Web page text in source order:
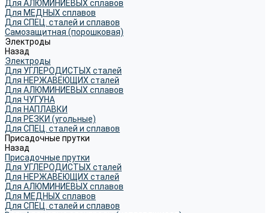
Для АЛЮМИНИЕВЫХ сплавов
Для МЕДНЫХ сплавов
Для СПЕЦ. сталей и сплавов
Самозащитная (порошковая)
Электроды
Назад
Электроды
Для УГЛЕРОДИСТЫХ сталей
Для НЕРЖАВЕЮЩИХ сталей
Для АЛЮМИНИЕВЫХ сплавов
Для ЧУГУНА
Для НАПЛАВКИ
Для РЕЗКИ (угольные)
Для СПЕЦ. сталей и сплавов
Присадочные прутки
Назад
Присадочные прутки
Для УГЛЕРОДИСТЫХ сталей
Для НЕРЖАВЕЮЩИХ сталей
Для АЛЮМИНИЕВЫХ сплавов
Для МЕДНЫХ сплавов
Для СПЕЦ. сталей и сплавов